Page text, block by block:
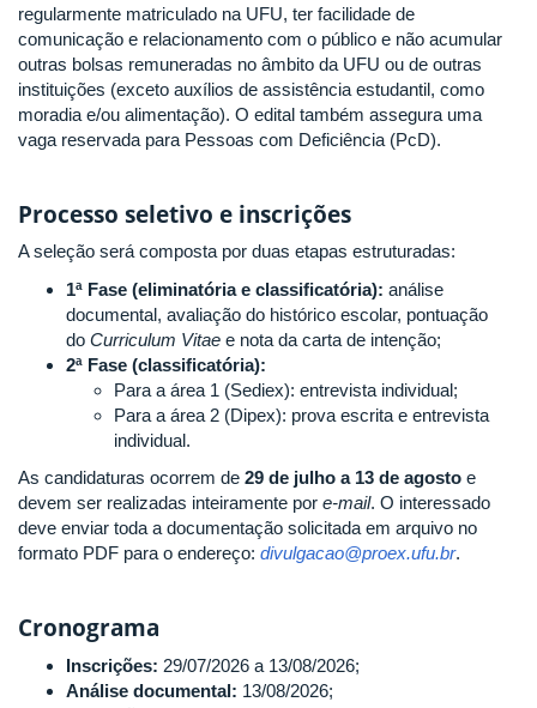
regularmente matriculado na UFU, ter facilidade de
comunicação e relacionamento com o público e não acumular
outras bolsas remuneradas no âmbito da UFU ou de outras
instituições (exceto auxílios de assistência estudantil, como
moradia e/ou alimentação). O edital também assegura uma
vaga reservada para Pessoas com Deficiência (PcD).
Processo seletivo e inscrições
A seleção será composta por duas etapas estruturadas:
1ª Fase (eliminatória e classificatória): análise
documental, avaliação do histórico escolar, pontuação
do Curriculum Vitae e nota da carta de intenção;
2ª Fase (classificatória):
Para a área 1 (Sediex): entrevista individual;
Para a área 2 (Dipex): prova escrita e entrevista
individual.
As candidaturas ocorrem de 29 de julho a 13 de agosto e
devem ser realizadas inteiramente por e-mail. O interessado
deve enviar toda a documentação solicitada em arquivo no
formato PDF para o endereço: divulgacao@proex.ufu.br.
Cronograma
Inscrições: 29/07/2026 a 13/08/2026;
Análise documental: 13/08/2026;